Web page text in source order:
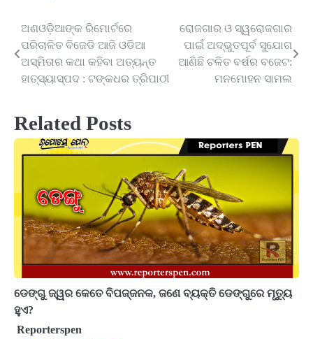
Post
navigation
ଅଣଓଡ଼ିଆଙ୍କ ରିମୋର୍ଟରେ
ପରିଚାଳିତ ବିଜେଡି ଆଜି ଓଡିଆ
ଅସ୍ମିତାର କଥା କହିବା ଅତ୍ୟନ୍ତ
ହାତ୍ସ୍ୟାସ୍ପଦ : ଟଙ୍କଧର ତ୍ରିପାଠୀ
ରୋଜଗାର ଓ ସ୍ୱରୋଜଗାର
ପାଇଁ ଅଦ୍ଭୁତପୂର୍ବ ସୁଯୋଗ
ଆଣିଛି ଚଳିତ ବର୍ଷର ବଜେଟ:
ମନମୋହନ ସାମଲ
Related Posts
ଡେଙ୍ଗୁ ଜ୍ୱର କେତେ ବିପଜ୍ଜନକ, ଜଣେ ବ୍ୟକ୍ତି ଡେଙ୍ଗୁରେ ମୃତ୍ୟୁ
ହୁଏ?
Reporterspen